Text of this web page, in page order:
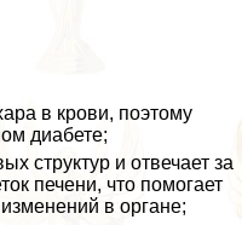
в крови, поэтому
диабете;
структур и отвечает за
печени, что помогает
в органе;